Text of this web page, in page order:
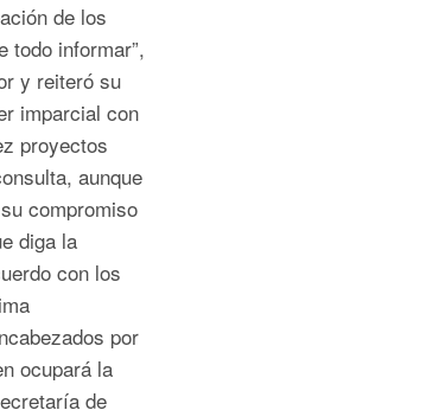
de los
todo informar”,
y reiteró su
imparcial con
proyectos
aunque
compromiso
diga la
con los
por
ocupará la
de